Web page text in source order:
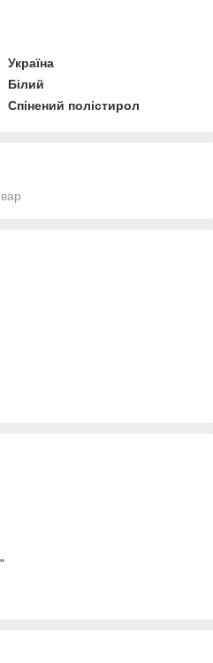
Україна
Білий
Спінений полістирол